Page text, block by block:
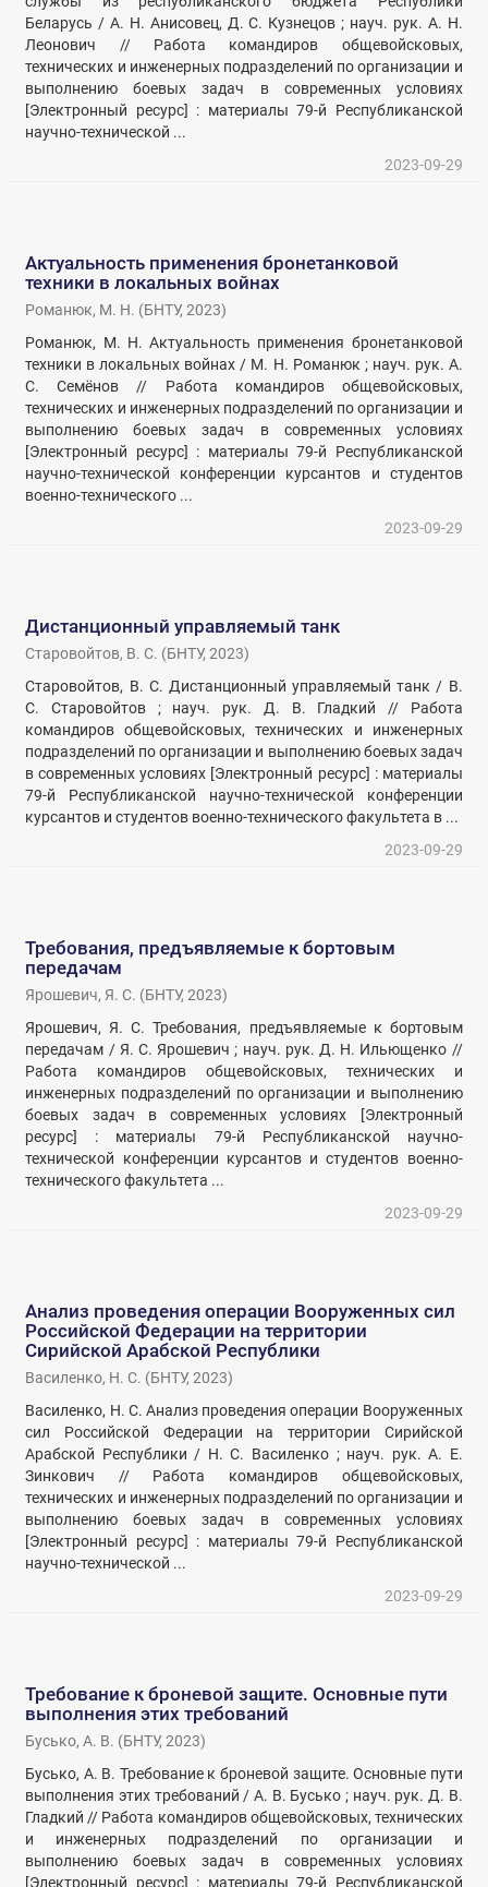
Беларусь / А. Н. Анисовец, Д. С. Кузнецов ; науч. рук. А. Н.
Леонович // Работа командиров общевойсковых,
технических и инженерных подразделений по организации и
выполнению боевых задач в современных условиях
[Электронный ресурс] : материалы 79-й Республиканской
научно-технической ...
2023-09-29
Актуальность применения бронетанковой
техники в локальных войнах
Романюк, М. Н. (БНТУ,2023)
Романюк, М. Н. Актуальность применения бронетанковой
техники в локальных войнах / М. Н. Романюк ; науч. рук. А.
С. Семёнов // Работа командиров общевойсковых,
технических и инженерных подразделений по организации и
выполнению боевых задач в современных условиях
[Электронный ресурс] : материалы 79-й Республиканской
научно-технической конференции курсантов и студентов
военно-технического ...
2023-09-29
Дистанционный управляемый танк
Старовойтов, В. С. (БНТУ,2023)
Старовойтов, В. С. Дистанционный управляемый танк / В.
С. Старовойтов ; науч. рук. Д. В. Гладкий // Работа
командиров общевойсковых, технических и инженерных
подразделений по организации и выполнению боевых задач
в современных условиях [Электронный ресурс] : материалы
79-й Республиканской научно-технической конференции
курсантов и студентов военно-технического факультета в ...
2023-09-29
Требования, предъявляемые к бортовым
передачам
Ярошевич, Я. С. (БНТУ,2023)
Ярошевич, Я. С. Требования, предъявляемые к бортовым
передачам / Я. С. Ярошевич ; науч. рук. Д. Н. Ильющенко //
Работа командиров общевойсковых, технических и
инженерных подразделений по организации и выполнению
боевых задач в современных условиях [Электронный
ресурс] : материалы 79-й Республиканской научно-
технической конференции курсантов и студентов военно-
технического факультета ...
2023-09-29
Анализ проведения операции Вооруженных сил
Российской Федерации на территории
Сирийской Арабской Республики
Василенко, Н. С. (БНТУ,2023)
Василенко, Н. С. Анализ проведения операции Вооруженных
сил Российской Федерации на территории Сирийской
Арабской Республики / Н. С. Василенко ; науч. рук. А. Е.
Зинкович // Работа командиров общевойсковых,
технических и инженерных подразделений по организации и
выполнению боевых задач в современных условиях
[Электронный ресурс] : материалы 79-й Республиканской
научно-технической ...
2023-09-29
Требование к броневой защите. Основные пути
выполнения этих требований
Бусько, А. В. (БНТУ,2023)
Бусько, А. В. Требование к броневой защите. Основные пути
выполнения этих требований / А. В. Бусько ; науч. рук. Д. В.
Гладкий // Работа командиров общевойсковых, технических
и инженерных подразделений по организации и
выполнению боевых задач в современных условиях
[Электронный ресурс] : материалы 79-й Республиканской